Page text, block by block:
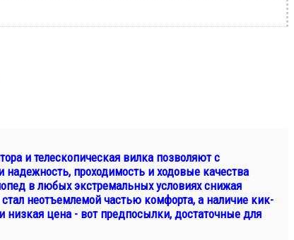
и телескопическая вилка позволяют с
проходимость и ходовые качества
в любых экстремальных условиях снижая
неотъемлемой частью комфорта, а наличие кик-
низкая цена - вот предпосылки, достаточные для